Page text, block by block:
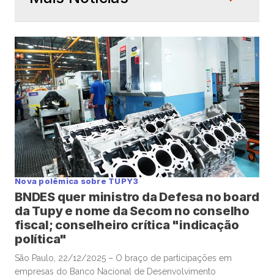
Nova polêmica sobre TUPY3
BNDES quer ministro da Defesa no board
da Tupy e nome da Secom no conselho
fiscal; conselheiro crítica "indicação
política"
São Paulo, 22/12/2025 – O braço de participações em
empresas do Banco Nacional de Desenvolvimento